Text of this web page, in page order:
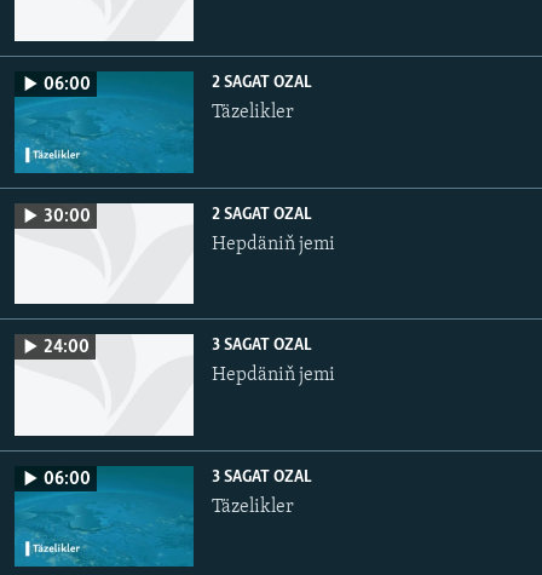
06:00 2 SAGAT OZAL
Täzelikler
30:00 2 SAGAT OZAL
Hepdäniň jemi
24:00 3 SAGAT OZAL
Hepdäniň jemi
06:00 3 SAGAT OZAL
Täzelikler